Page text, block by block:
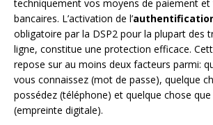
techniquement vos moyens de paiement et
bancaires. L’activation de l’
obligatoire par la DSP2 pour la plupart des
ligne, constitue une protection efficace.
repose sur au moins deux facteurs parmi:
vous connaissez (mot de passe), quelque
possédez (téléphone) et quelque chose
(empreinte digitale).